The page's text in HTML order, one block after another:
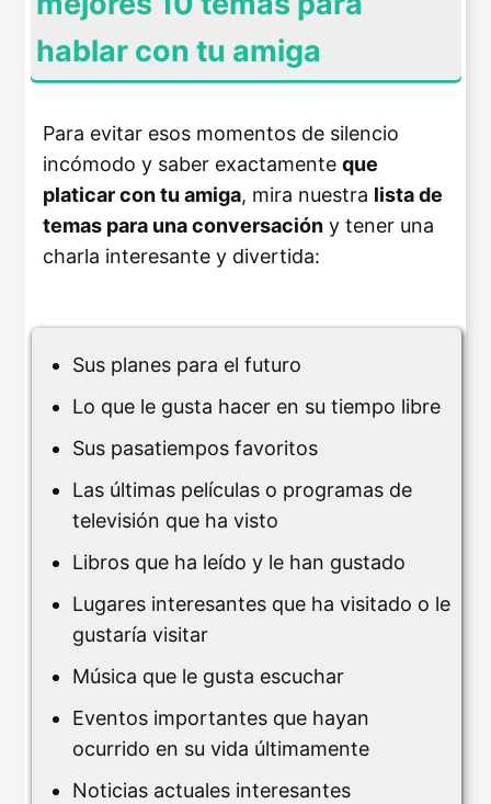
hablar con tu amiga
Para evitar esos momentos de silencio
incómodo y saber exactamente que
platicar con tu amiga, mira nuestra lista de
temas para una conversación y tener una
charla interesante y divertida:
Sus planes para el futuro
Lo que le gusta hacer en su tiempo libre
Sus pasatiempos favoritos
Las últimas películas o programas de
televisión que ha visto
Libros que ha leído y le han gustado
Lugares interesantes que ha visitado o le
gustaría visitar
Música que le gusta escuchar
Eventos importantes que hayan
ocurrido en su vida últimamente
Noticias actuales interesantes